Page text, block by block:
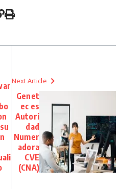
Next Article
Genet
ec es
Autori
dad
Numer
adora
CVE
(CNA)